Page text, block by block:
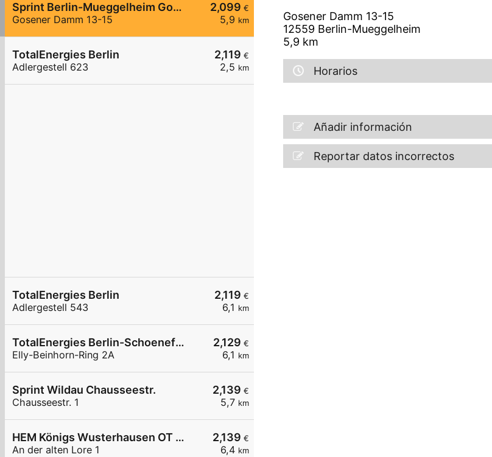
2,099 €
5,9 km
Sprint Berlin-Mueggelheim Gosener Damm
Gosener Damm 13-15
2,119 €
2,5 km
TotalEnergies Berlin
Adlergestell 623
2,119 €
6,1 km
TotalEnergies Berlin
Adlergestell 543
2,129 €
6,1 km
TotalEnergies Berlin-Schoenefeld
Elly-Beinhorn-Ring 2A
2,139 €
5,7 km
Sprint Wildau Chausseestr.
Chausseestr. 1
2,139 €
6,4 km
HEM Königs Wusterhausen OT Niederlehme,
An der alten Lore 1
Gosener Damm 13-15
12559 Berlin-Mueggelheim
5,9 km
Horarios
Añadir información
Reportar datos incorrectos